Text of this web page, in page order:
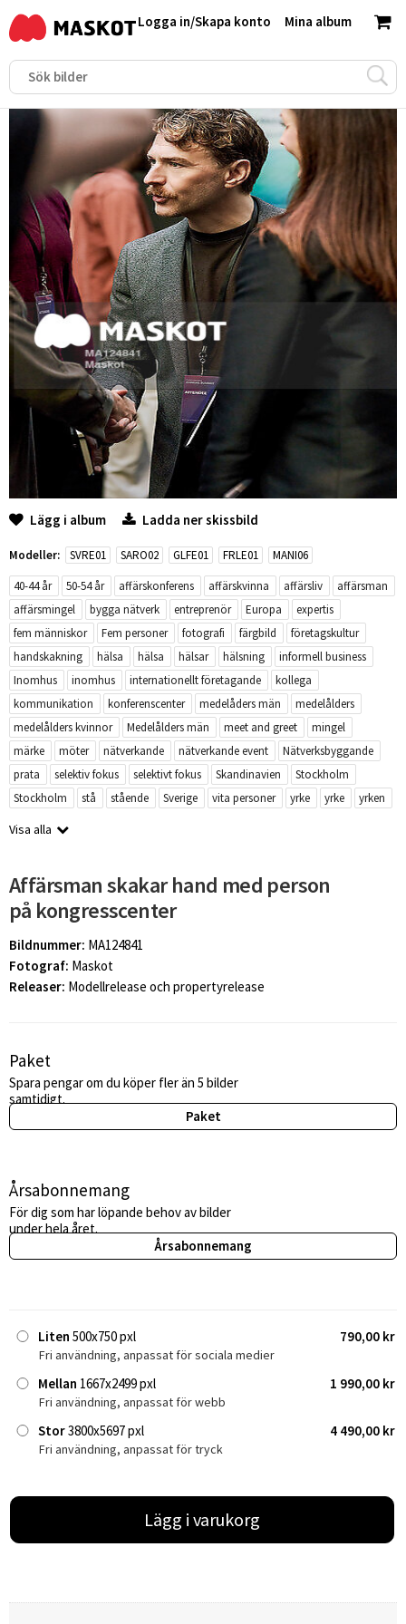
Mina album
Logga in/Skapa konto
Lägg i album Ladda ner skissbild
Modeller: SVRE01 SARO02 GLFE01 FRLE01
MANI06
40-44 år
50-54 år affärskonferens affärskvinna affärsliv
affärsman
affärsmingel
bygga nätverk entreprenör Europa
expertis
fem människor
Fem personer fotografi färgbild
företagskultur
handskakning
hälsa hälsa hälsar hälsning
informell business
Inomhus
inomhus internationellt företagande
kollega
kommunikation
konferenscenter medelåders män
medelålders
medelålders kvinnor
Medelålders män meet and greet
mingel
märke
möter nätverkande nätverkande event
Nätverksbyggande
prata
selektiv fokus selektivt fokus Skandinavien
Stockholm
Stockholm
stå stående Sverige vita personer yrke yrke yrken
Visa alla
Affärsman skakar hand med person
på kongresscenter
Bildnummer: MA124841
Fotograf: Maskot
Releaser: Modellrelease och propertyrelease
Paket
Spara pengar om du köper fler än 5 bilder
samtidigt.
Paket
Årsabonnemang
För dig som har löpande behov av bilder
under hela året.
Årsabonnemang
Liten 500x750 pxl 790,00 kr
Fri användning, anpassat för sociala medier
Mellan 1667x2499 pxl 1 990,00 kr
Fri användning, anpassat för webb
Stor3800x5697 pxl 4 490,00 kr
Fri användning, anpassat för tryck
Lägg i varukorg